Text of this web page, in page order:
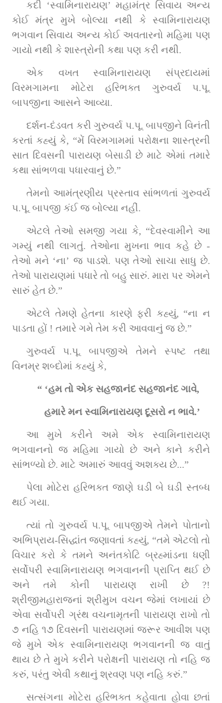
કદી ‘સ્વામિનારાયણ’ મહામંત્ર સિવાય અન્ય
કોઈ મંત્ર મુખે બોલ્યા નથી કે સ્વામિનારાયણ
ભગવાન સિવાય અન્ય કોઈ અવતારનો મહિમા પણ
ગાયો નથી કે શાસ્ત્રોની કથા પણ કરી નથી.
એક વખત સ્વામિનારાયણ સંપ્રદાયમાં
વિરમગામના મોટેરા હરિભક્ત ગુરુવર્ય પ.પૂ.
બાપજીના આસને આવ્યા.
દર્શન-દંડવત કરી ગુરુવર્ય પ.પૂ. બાપજીને વિનંતી
કરતાં કહ્યું કે, “મેં વિરમગામમાં પરોક્ષના શાસ્ત્રની
સાત દિવસની પારાયણ બેસાડી છે માટે એમાં તમારે
કથા સાંભળવા પધારવાનું છે.”
તેમનો આમંત્રણીય પ્રસ્તાવ સાંભળતાં ગુરુવર્ય
પ.પૂ. બાપજી કંઈ જ બોલ્યા નહીં.
એટલે તેઓ સમજી ગયા કે, “દેવસ્વામીને આ
ગમ્યું નથી લાગતું. તેઓના મુખના ભાવ કહે છે -
તેઓ મને ‘ના’ જ પાડશે. પણ તેઓ સાચા સાધુ છે.
તેઓ પારાયણમાં પધારે તો બહુ સારું. મારા પર એમને
સારું હેત છે.”
એટલે તેમણે હેતના કારણે ફરી કહ્યું, “ના ન
પાડતા હોં ! તમારે ગમે તેમ કરી આવવાનું જ છે.”
ગુરુવર્ય પ.પૂ. બાપજીએ તેમને સ્પષ્ટ તથા
વિનમ્ર શબ્દોમાં કહ્યું કે,
“ ‘હમ તો એક સહજાનંદ સહજાનંદ ગાવે,
હમારે મન સ્વામિનારાયણ દૂસરો ન ભાવે.’
આ મુખે કરીને અમે એક સ્વામિનારાયણ
ભગવાનનો જ મહિમા ગાયો છે અને કાને કરીને
સાંભળ્યો છે. માટે અમારું આવવું અશક્ય છે...”
પેલા મોટેરા હરિભક્ત જાણે ઘડી બે ઘડી સ્તબ્ધ
થઈ ગયા.
ત્યાં તો ગુરુવર્ય પ.પૂ. બાપજીએ તેમને પોતાનો
અભિપ્રાય-સિદ્ધાંત જણાવતાં કહ્યું, “તમે એટલો તો
વિચાર કરો કે તમને અનંતકોટિ બ્રહ્માંડના ધણી
સર્વોપરી સ્વામિનારાયણ ભગવાનની પ્રાપ્તિ થઈ છે
અને તમે કોની પારાયણ રાખી છે ?!
શ્રીજીમહારાજનાં શ્રીમુખ વચન જેમાં લખાયાં છે
એવા સર્વોપરી ગ્રંથ વચનામૃતની પારાયણ રાખો તો
૭ નહિ ૧૭ દિવસની પારાયણમાં જરૂર આવીશ પણ
જે મુખે એક સ્વામિનારાયણ ભગવાનની જ વાતું
થાય છે તે મુખે કરીને પરોક્ષની પારાયણ તો નહિ જ
કરું, પરંતુ એવી કથાનું શ્રવણ પણ નહિ કરું.”
સત્સંગના મોટેરા હરિભક્ત કહેવાતા હોવા છતાં